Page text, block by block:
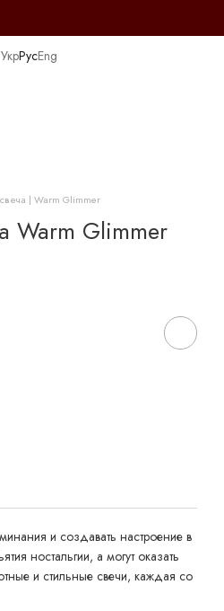
УкрРусEng
| Warm Glimmer
Warm Glimmer
и создавать настроение в
ностальгии, а могут оказать
и стильные свечи, каждая со